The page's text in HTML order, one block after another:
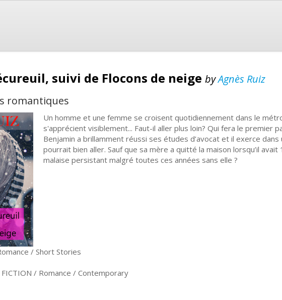
suivi de Flocons de neige byAgnès Ruiz
romantiques
Un homme et une femme se croisent quotidiennement dans le
s'apprécient visiblement... Faut-il aller plus loin? Qui fera le premier
Benjamin a brillamment réussi ses études d’avocat et il exerce
pourrait bien aller. Sauf que sa mère a quitté la maison lorsqu’il
malaise persistant malgré toutes ces années sans elle ?
/ Short Stories
FICTION / Romance / Contemporary